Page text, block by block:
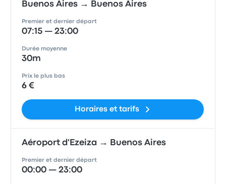
Buenos Aires → Buenos Aires
Premier et dernier départ
07:15 — 23:00
Durée moyenne
30m
Prix le plus bas
6 €
Horaires et tarifs
Aéroport d'Ezeiza → Buenos Aires
Premier et dernier départ
00:00 — 23:00